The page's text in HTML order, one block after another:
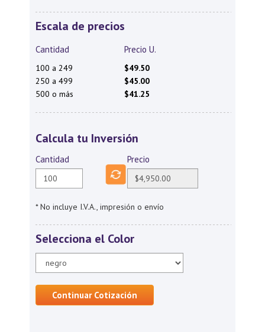
Escala de precios
Cantidad Precio U.
100 a 249
$49.50
250 a 499
$45.00
500 o más
$41.25
Calcula tu Inversión
Cantidad Precio
* No incluye I.V.A., impresión o envío
Selecciona el Color
Continuar Cotización